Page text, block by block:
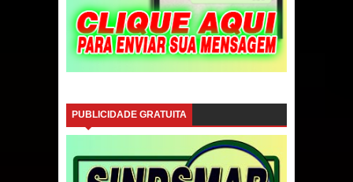
PUBLICIDADE GRATUITA